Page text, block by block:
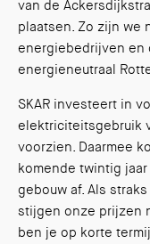
van de
plaatsen. Zo zijn we
energiebedrijven en
energieneutraal
SKAR investeert in
elektriciteitsgebruik
voorzien. Daarmee
komende twintig
gebouw af. Als
stijgen onze prijzen
ben je op korte